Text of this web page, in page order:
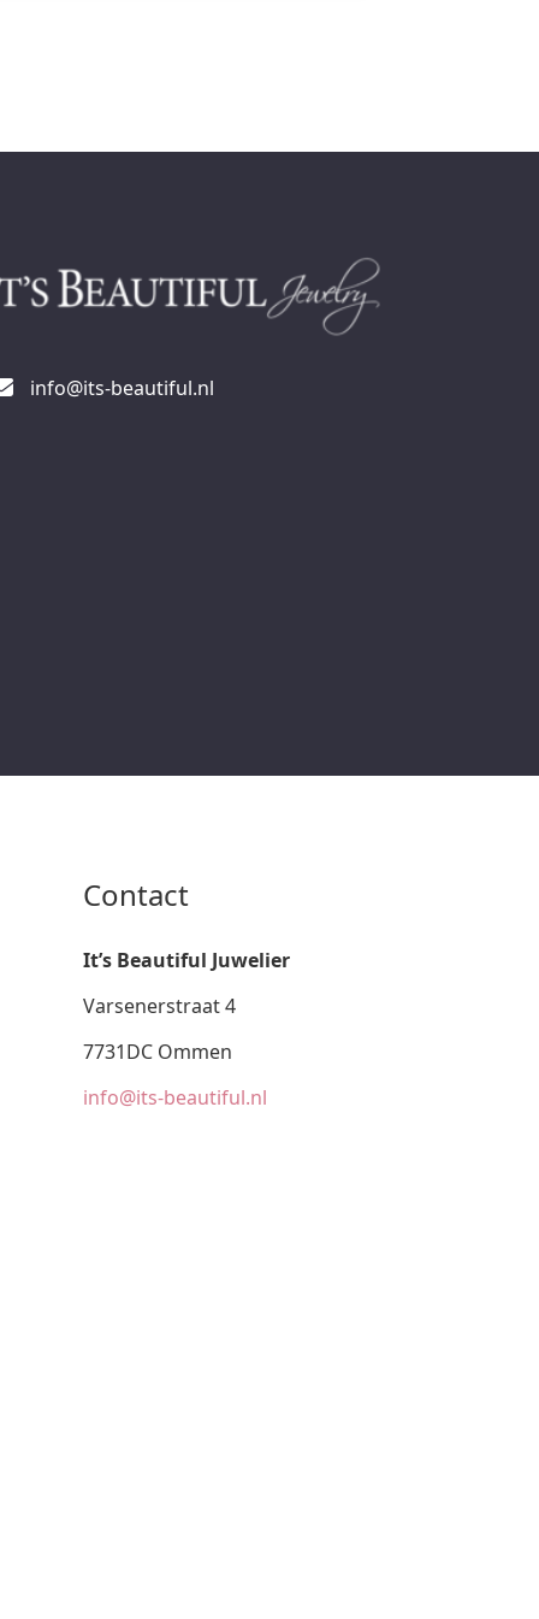
info@its-beautiful.nl
Contact
It’s Beautiful Juwelier
Varsenerstraat 4
7731DC Ommen
info@its-beautiful.nl